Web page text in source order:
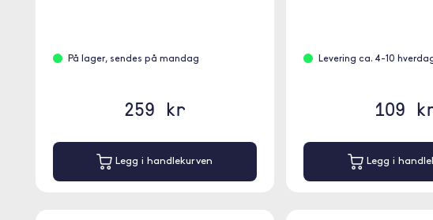
På lager, sendes på mandag
259 kr
Legg i handlekurven
Levering ca. 4-10
109
Legg i